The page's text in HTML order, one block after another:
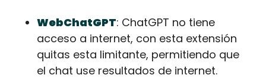
WebChatGPT: ChatGPT no tiene
acceso a internet, con esta extensión
quitas esta limitante, permitiendo que
el chat use resultados de internet.